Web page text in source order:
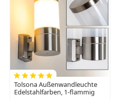
Tolsona Außenwandleuchte
Edelstahlfarben, 1-flammig